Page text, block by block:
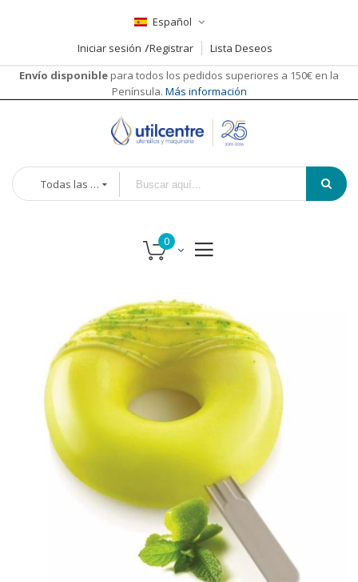
Español
Iniciar sesión
Registrar
Lista Deseos
Envío disponible para todos los pedidos superiores a 150€ en la
Península. Más información
Todas las categorías
imágenes